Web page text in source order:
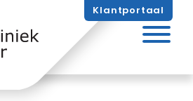
Klantportaal